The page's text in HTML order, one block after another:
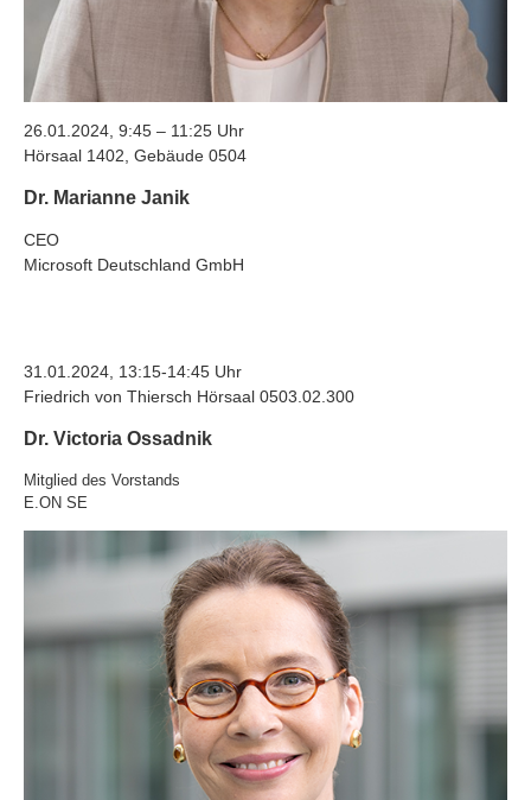
26.01.2024, 9:45 – 11:25 Uhr
Hörsaal 1402, Gebäude 0504
Dr. Marianne Janik
CEO
Microsoft Deutschland GmbH
31.01.2024, 13:15-14:45 Uhr
Friedrich von Thiersch Hörsaal 0503.02.300
Dr. Victoria Ossadnik
Mitglied des Vorstands
E.ON SE